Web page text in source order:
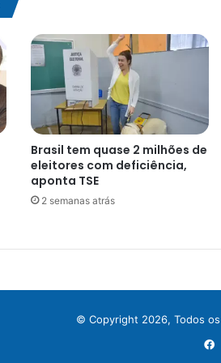
Brasil tem quase 2 milhões de
eleitores com deficiência,
aponta TSE
2 semanas atrás
© Copyright 2026, Todos